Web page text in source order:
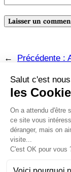
← Précédente :
la mer…